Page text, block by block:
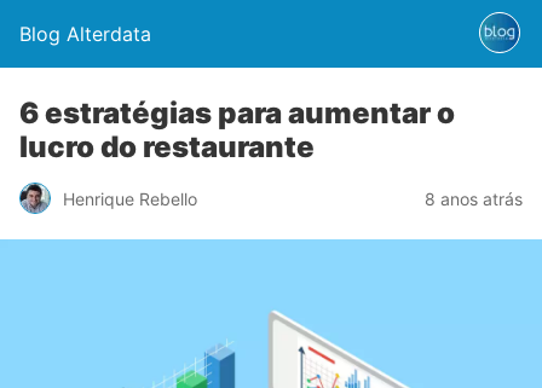
Blog Alterdata
6 estratégias para aumentar o
lucro do restaurante
Henrique Rebello 8 anos atrás